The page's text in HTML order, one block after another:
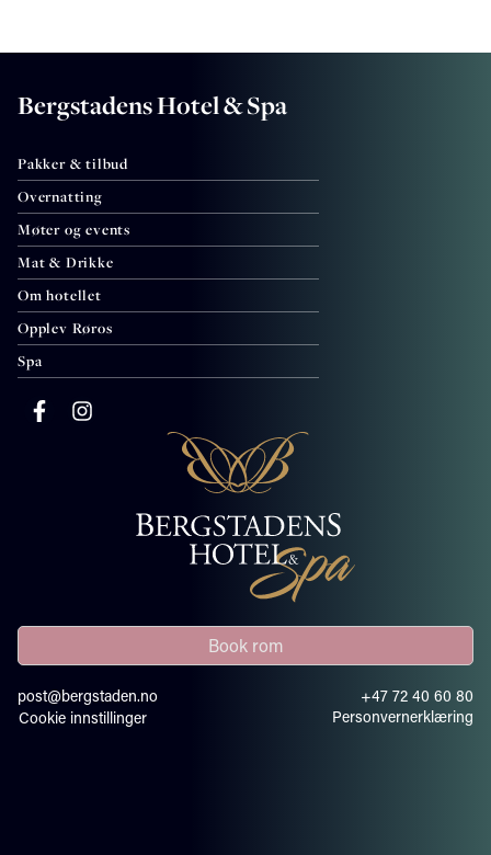
Bergstadens Hotel & Spa
Pakker & tilbud
Overnatting
Møter og events
Mat & Drikke
Om hotellet
Opplev Røros
Spa
Book rom
post@bergstaden.no
+47 72 40 60 80
Cookie innstillinger
Personvernerklæring